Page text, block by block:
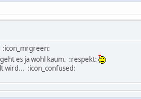
:icon_mrgreen:
es ja wohl kaum. :respekt:
wird... :icon_confused: